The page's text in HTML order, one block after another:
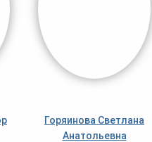
Горяинова Светлана
Анатольевна